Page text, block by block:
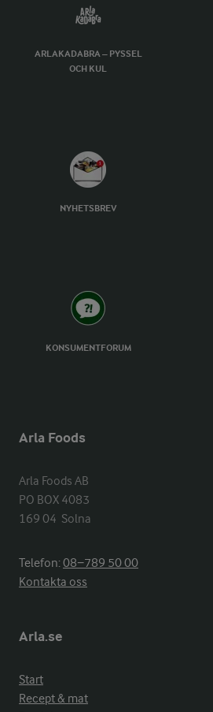
ARLAKADABRA – PYSSEL
OCH KUL
NYHETSBREV
KONSUMENTFORUM
Arla Foods
Arla Foods AB
PO BOX 4083
169 04  Solna
Telefon:08−789 50 00
Kontakta oss
Arla.se
Start
Recept & mat